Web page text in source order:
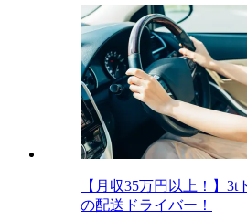
【月収35万円以上！】3t
の配送ドライバー！